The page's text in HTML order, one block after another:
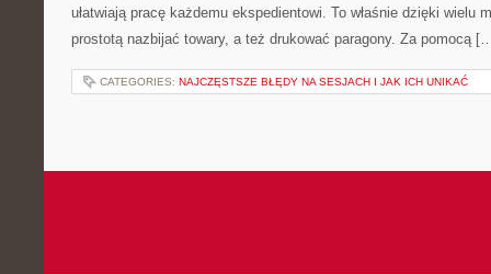
ułatwiają pracę każdemu ekspedientowi. To właśnie dzięki wielu
prostotą nazbijać towary, a też drukować paragony. Za pomocą
CATEGORIES: NAJCZĘSTSZE BŁĘDY NA SESJACH I JAK ICH UNIKAĆ